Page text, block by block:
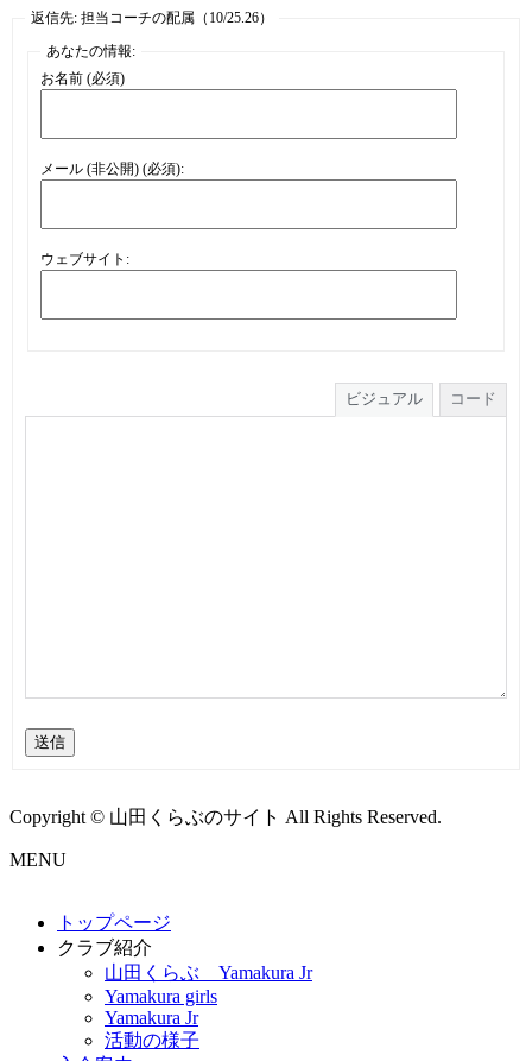
返信先: 担当コーチの配属（10/25.26）
あなたの情報:
お名前 (必須)
メール (非公開) (必須):
ウェブサイト:
ビジュアル コード
送信
Copyright © 山田くらぶのサイト All Rights Reserved.
MENU
トップページ
クラブ紹介
山田くらぶ Yamakura Jr
Yamakura girls
Yamakura Jr
活動の様子